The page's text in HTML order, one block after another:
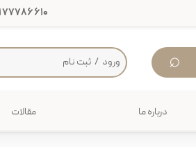
⌕
درباره ما مقالات
ورود / ثبت نام